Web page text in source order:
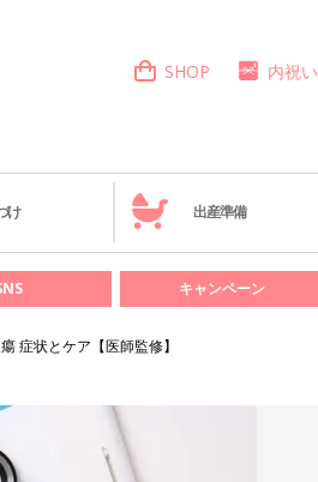
SHOP 内祝い
け 出産準備
キャンペーン
症状とケア【医師監修】